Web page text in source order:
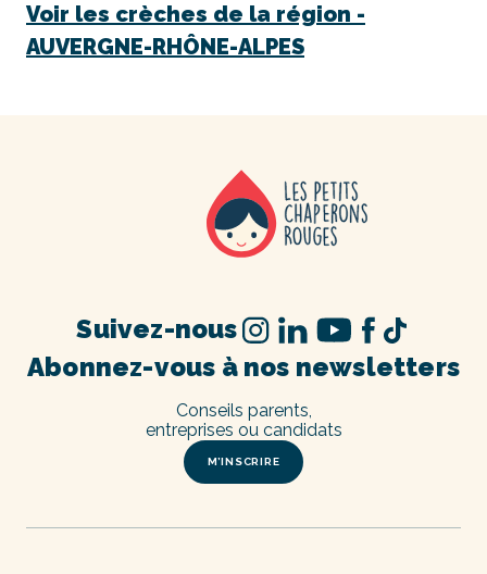
Voir les crèches de la région -
AUVERGNE-RHÔNE-ALPES
Abonnez-vous à nos newsletters
M’INSCRIRE
Conseils parents,
entreprises ou candidats
Suivez-nous